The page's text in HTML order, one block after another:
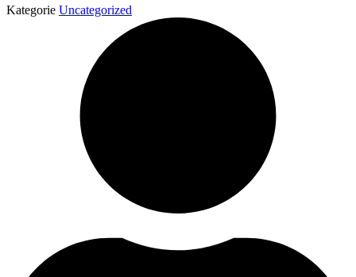
Kategorie Uncategorized